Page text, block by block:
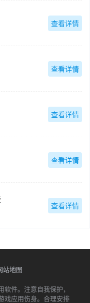
查看详情
查看详情
查看详情
查看详情
查看详情
站地图
件。注意自我保护，
戏应用伤身。合理安排